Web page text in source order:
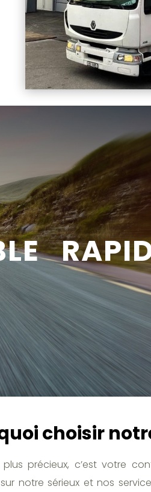
choisir
précieux, c’est votre
notre sérieux et nos